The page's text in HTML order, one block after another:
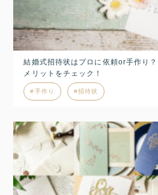
結婚式招待状はプロに依頼or手作り
メリットをチェック！
手作り 招待状